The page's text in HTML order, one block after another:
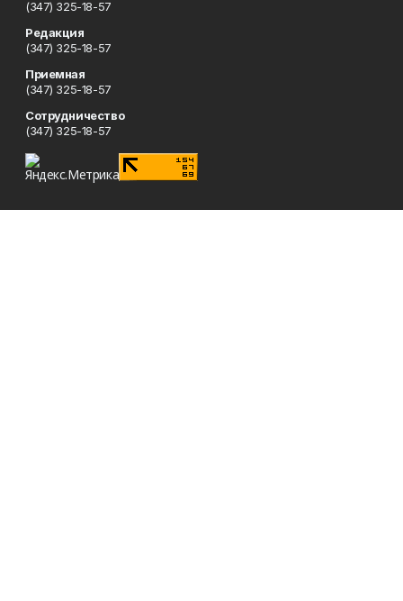
(347) 325-18-57
Редакция
(347) 325-18-57
Приемная
(347) 325-18-57
Сотрудничество
(347) 325-18-57